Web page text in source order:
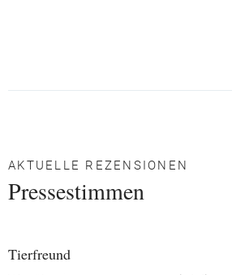
AKTUELLE REZENSIONEN
Pressestimmen
Tierfreund